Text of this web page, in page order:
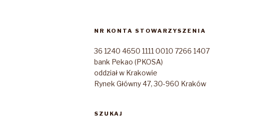
NR KONTA STOWARZYSZENIA
36 1240 4650 1111 0010 7266 1407
bank Pekao (PKOSA)
oddział w Krakowie
Rynek Główny 47, 30-960 Kraków
SZUKAJ